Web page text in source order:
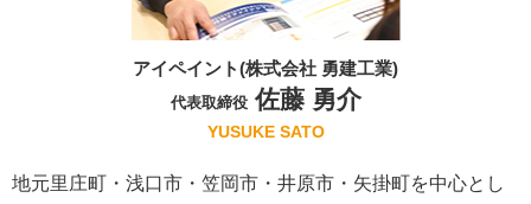
アイペイント(株式会社 勇建工業)
代表取締役佐藤 勇介
YUSUKE SATO
地元里庄町・浅口市・笠岡市・井原市・矢掛町を中心とし